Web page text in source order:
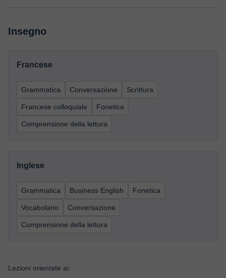
Insegno
Francese
Grammatica Conversazione Scrittura
Francese colloquiale Fonetica
Comprensione della lettura
Inglese
Grammatica Business English Fonetica
Vocabolario Conversazione
Comprensione della lettura
Lezioni orientate ai: